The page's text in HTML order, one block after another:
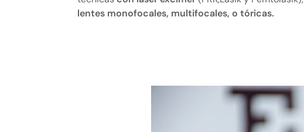
lentes monofocales, multifocales, o tóricas.